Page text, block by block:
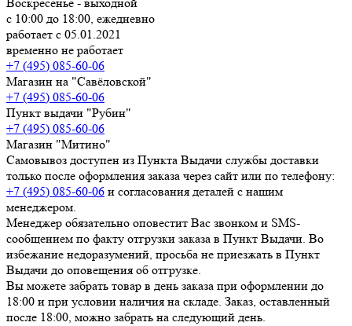
с 10:00 до 18:00, ежедневно
работает с 05.01.2021
временно не работает
+7 (495) 085-60-06
Магазин на "Савёловской"
+7 (495) 085-60-06
Пункт выдачи "Рубин"
+7 (495) 085-60-06
Магазин "Митино"
Самовывоз доступен из Пункта Выдачи службы доставки
только после оформления заказа через сайт или по телефону:
+7 (495) 085-60-06 и согласования деталей с нашим
менеджером.
Менеджер обязательно оповестит Вас звонком и SMS-
сообщением по факту отгрузки заказа в Пункт Выдачи. Во
избежание недоразумений, просьба не приезжать в Пункт
Выдачи до оповещения об отгрузке.
Вы можете забрать товар в день заказа при оформлении до
18:00 и при условии наличия на складе. Заказ, оставленный
после 18:00, можно забрать на следующий день.